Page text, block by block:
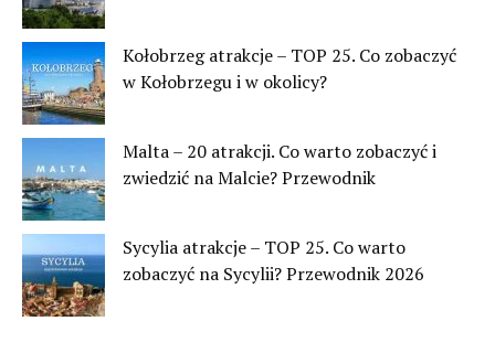
Kołobrzeg atrakcje – TOP 25. Co zobaczyć
w Kołobrzegu i w okolicy?
Malta – 20 atrakcji. Co warto zobaczyć i
zwiedzić na Malcie? Przewodnik
Sycylia atrakcje – TOP 25. Co warto
zobaczyć na Sycylii? Przewodnik 2026